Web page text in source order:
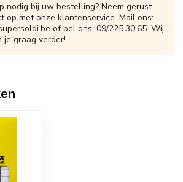
nodig bij uw bestelling? Neem gerust
op met onze klantenservice. Mail ons:
of bel ons: 09/225.30.65. Wij
je graag verder!